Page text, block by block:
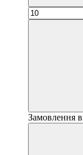
Замовлення